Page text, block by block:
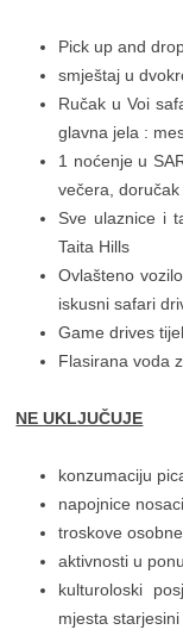
Pick up and
smještaj u
Ručak u Voi
glavna jela :
1 noćenje u
večera,
Sve ulaznice i
Taita Hills
Ovlašteno
iskusni safari
Game drives
Flasirana voda
NE UKLJUČUJE
konzumaciju
napojnice
troskove
aktivnosti u
kulturoloski
mjesta